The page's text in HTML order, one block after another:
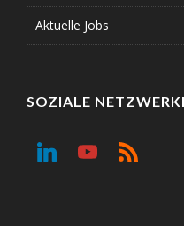
Aktuelle Jobs
SOZIALE